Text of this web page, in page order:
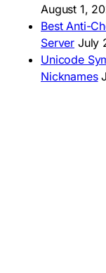
August 1,
Best Anti-
Server July
Unicode
Nicknames